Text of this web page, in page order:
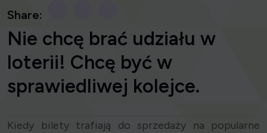
Share:
Nie chcę brać udziału w
loterii! Chcę być w
sprawiedliwej kolejce.
Kiedy bilety trafiają do sprzedaży na popularne